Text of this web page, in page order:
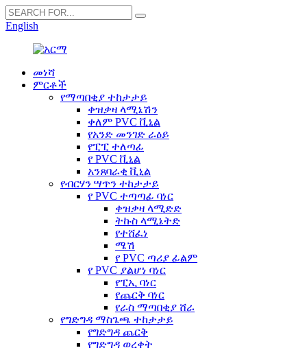
English
መነሻ
ምርቶች
የማጣበቂያ ተከታታይ
ቀዝቃዛ ላሚኔሽን
ቀለም PVC ቪኒል
የአንድ መንገድ ራዕይ
የፒፒ ተለጣፊ
የ PVC ቪኒል
አንጸባራቂ ቪኒል
የብርሃን ሣጥን ተከታታይ
የ PVC ተጣጣፊ ባነር
ቀዝቃዛ ላሚድድ
ትኩስ ላሚኔትድ
የተሸፈነ
ሜሽ
የ PVC ጣሪያ ፊልም
የ PVC ያልሆነ ባነር
የፒኢ ባነር
የጨርቅ ባነር
የራስ ማጣበቂያ ሸራ
የግድግዳ ማስጌጫ ተከታታይ
የግድግዳ ጨርቅ
የግድግዳ ወረቀት